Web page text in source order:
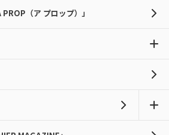
（ア プロップ）」